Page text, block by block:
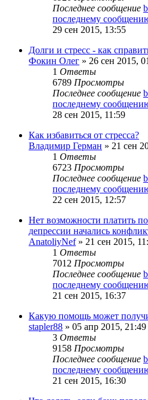
Последнее сообщение
последнему
29 сен 2015, 13:55
Долги и стресс - как
Фокин Олег » 26 сен 2015,
1 Ответы
6789 Просмотры
Последнее сообщение
последнему
28 сен 2015, 11:59
Как избавиться от стресса?
Владимир Герман » 21 сен
1 Ответы
6723 Просмотры
Последнее сообщение
последнему
22 сен 2015, 12:57
Нет возможности платить
депрессии начались
AnatoliyNef» 21 сен 2015,
1 Ответы
7012 Просмотры
Последнее сообщение
последнему
21 сен 2015, 16:37
Какую помощь может
stapler88 » 05 апр 2015, 21:49
3 Ответы
9158 Просмотры
Последнее сообщение
последнему
21 сен 2015, 16:30